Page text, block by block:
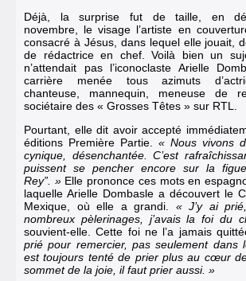
Déjà, la surprise fut de taille, en
novembre, le visage l’artiste en
consacré à Jésus, dans lequel elle jouait,
de rédactrice en chef. Voilà bien un
n’attendait pas l’iconoclaste Arielle
carrière menée tous azimuts
chanteuse, mannequin, meneuse de
sociétaire des « Grosses Têtes » sur RTL.
Pourtant, elle dit avoir accepté
éditions Première Partie.
« Nous vivons
cynique, désenchantée. C’est
puissent se pencher encore sur la
Rey”. » Elle prononce ces mots en
laquelle Arielle Dombasle a découvert le
Mexique, où elle a grandi.
« J’y ai
nombreux pèlerinages, j’avais la foi du
souvient-elle. Cette foi ne l’a jamais
prié pour remercier, pas seulement dans
est toujours tenté de prier plus au cœur
sommet de la joie, il faut prier aussi. »